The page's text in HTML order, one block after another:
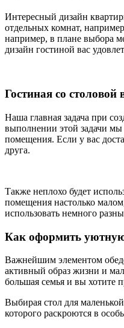
Интересный дизайн
отдельных комнат,
например, в плане выбора
дизайн гостиной вас
Гостиная со
Наша главная задача при
выполнении этой задачи
помещения. Если у вас
друга.
Также неплохо будет
помещения настолько
использовать немного
Как оформить уютную
Важнейшим элементом
активный образ жизни и
большая семья и вы хотите
Выбирая стол для
которого раскроются в